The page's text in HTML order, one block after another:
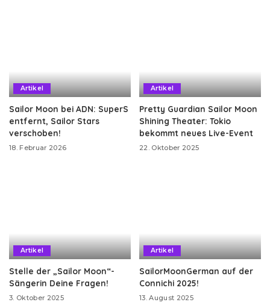
Artikel
Sailor Moon bei ADN: SuperS
entfernt, Sailor Stars
verschoben!
18. Februar 2026
Artikel
Pretty Guardian Sailor Moon
Shining Theater: Tokio
bekommt neues Live-Event
22. Oktober 2025
Artikel
Stelle der „Sailor Moon“-
Sängerin Deine Fragen!
3. Oktober 2025
Artikel
SailorMoonGerman auf der
Connichi 2025!
13. August 2025